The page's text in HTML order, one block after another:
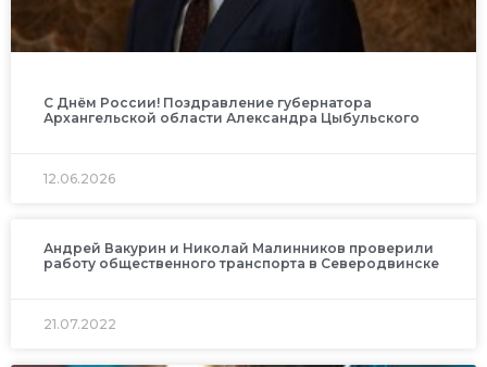
С Днём России! Поздравление губернатора
Архангельской области Александра Цыбульского
12.06.2026
Андрей Вакурин и Николай Малинников проверили
работу общественного транспорта в Северодвинске
21.07.2022